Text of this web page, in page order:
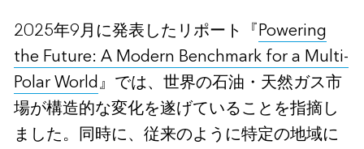
2025年9月に発表したリポート『Powering
the Future: A Modern Benchmark for a Multi-
Polar World』では、世界の石油・天然ガス市
場が構造的な変化を遂げていることを指摘し
ました。同時に、従来のように特定の地域に